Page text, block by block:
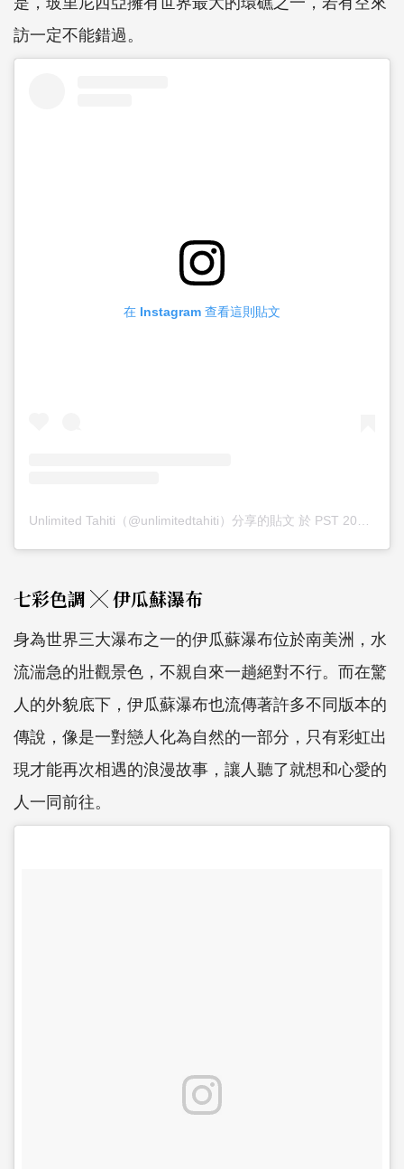
訪一定不能錯過。
在 Instagram 查看這則貼文
Unlimited Tahiti（@unlimitedtahiti）分享的貼文 於 PST 2019 年 12月 月 9 日 上午 4:02
七彩色調 ╳ 伊瓜蘇瀑布
身為世界三大瀑布之一的伊瓜蘇瀑布位於南美洲，水
流湍急的壯觀景色，不親自來一趟絕對不行。而在驚
人的外貌底下，伊瓜蘇瀑布也流傳著許多不同版本的
傳說，像是一對戀人化為自然的一部分，只有彩虹出
現才能再次相遇的浪漫故事，讓人聽了就想和心愛的
人一同前往。